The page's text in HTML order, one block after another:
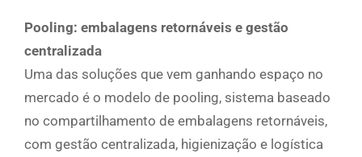
Pooling: embalagens retornáveis e gestão
centralizada
Uma das soluções que vem ganhando espaço no
mercado é o modelo de pooling, sistema baseado
no compartilhamento de embalagens retornáveis,
com gestão centralizada, higienização e logística